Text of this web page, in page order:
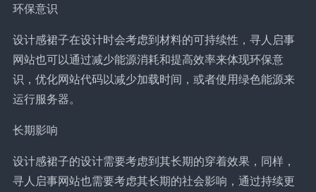
环保意识
设计感裙子在设计时会考虑到材料的可持续性，寻人启事
网站也可以通过减少能源消耗和提高效率来体现环保意
识，优化网站代码以减少加载时间，或者使用绿色能源来
运行服务器。
长期影响
设计感裙子的设计需要考虑到其长期的穿着效果，同样，
寻人启事网站也需要考虑其长期的社会影响，通过持续更